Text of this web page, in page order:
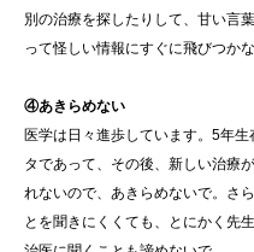
別の治療を探したりして、甘い言
って怪しい情報にすぐに飛びつかな
④あきらめない
医学は日々進歩しています。5年
タであって、その後、新しい治療
れないので、あきらめないで。さ
とを聞きにくくても、とにかく先